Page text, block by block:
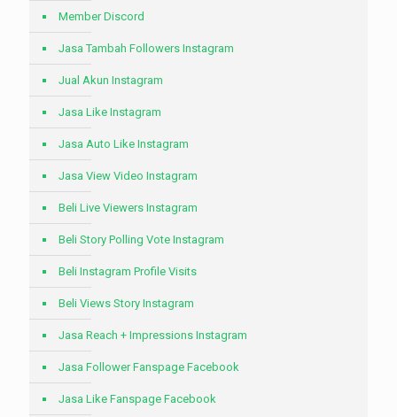
Member Discord
Jasa Tambah Followers Instagram
Jual Akun Instagram
Jasa Like Instagram
Jasa Auto Like Instagram
Jasa View Video Instagram
Beli Live Viewers Instagram
Beli Story Polling Vote Instagram
Beli Instagram Profile Visits
Beli Views Story Instagram
Jasa Reach + Impressions Instagram
Jasa Follower Fanspage Facebook
Jasa Like Fanspage Facebook